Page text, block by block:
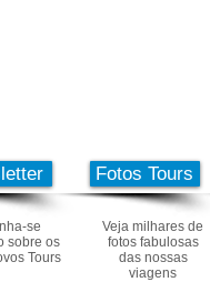
se
sobre os
Tours
Fotos Tours
Veja milhares de
fotos fabulosas
das nossas
viagens